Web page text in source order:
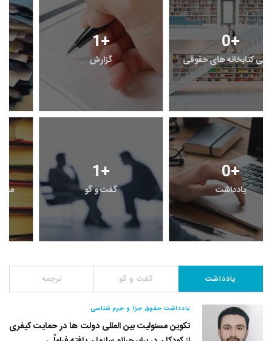
1+ 0 +
معرفی کتابخانه های حقوقی
1+
گفت و گو
0+
یادداشت
یادداشت گفت و گو ترجمه
یادداشت حقوق جزا و جرم شناسی
تکوین مسئولیت بین المللی دولت ها در حمایت کیفری